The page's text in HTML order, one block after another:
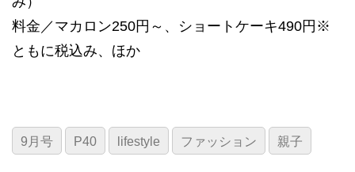
料金／マカロン250円～、ショートケーキ490円※
ともに税込み、ほか
9月号 P40 lifestyle ファッション 親子